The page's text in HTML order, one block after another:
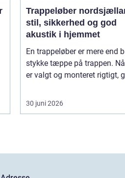
Trappeløber
stil, sikkerhed og god
akustik i hjemmet
En trappeløber er mere end
stykke tæppe på trappen.
er valgt og monteret rigtigt,
30 juni 2026